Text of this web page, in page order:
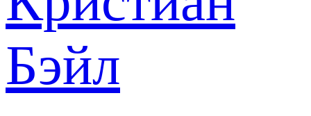
Бэйл